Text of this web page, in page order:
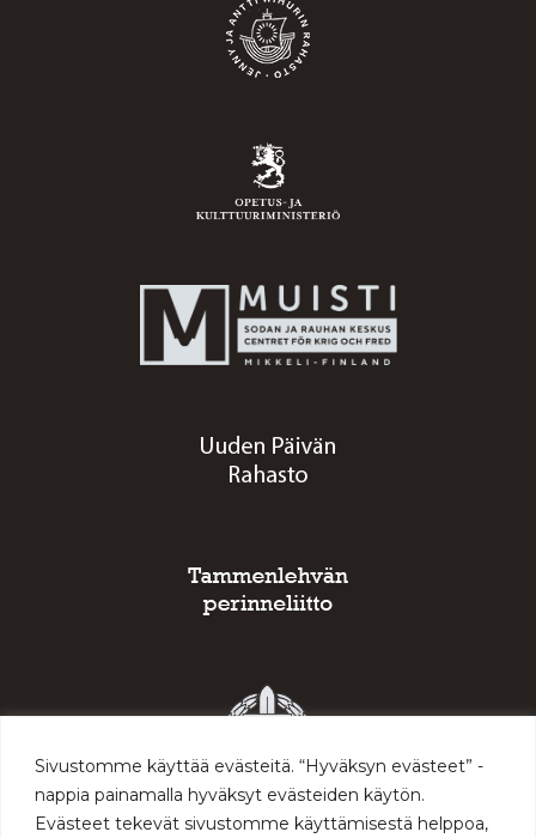
Sivustomme käyttää evästeitä. “Hyväksyn evästeet” -
nappia painamalla hyväksyt evästeiden käytön.
Evästeet tekevät sivustomme käyttämisestä helppoa,